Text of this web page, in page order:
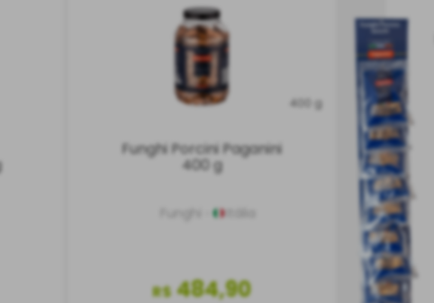
400 g
Funghi Porcini Paganini
400 g
R$ 484,90